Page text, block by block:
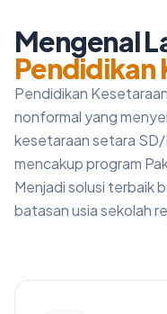
Mengenal
Pendidikan
Pendidikan
nonformal yang
kesetaraan setara SD/
mencakup program
Menjadi solusi terbaik
batasan usia sekolah